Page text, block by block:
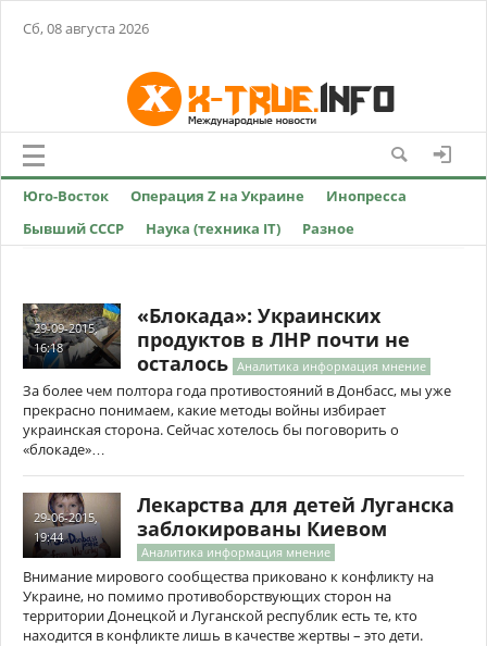
Сб, 08 августа 2026
Юго-Восток Операция Z на Украине
Инопресса
Бывший СССР
Наука (техника IT) Разное
29-09-2015,
16:18
«Блокада»: Украинских
продуктов в ЛНР почти не
осталось Аналитика информация мнение
За более чем полтора года противостояний в Донбасс, мы уже
прекрасно понимаем, какие методы войны избирает
украинская сторона. Сейчас хотелось бы поговорить о
«блокаде»…
29-06-2015,
19:44
Лекарства для детей Луганска
заблокированы Киевом
Аналитика информация мнение
Внимание мирового сообщества приковано к конфликту на
Украине, но помимо противоборствующих сторон на
территории Донецкой и Луганской республик есть те, кто
находится в конфликте лишь в качестве жертвы – это дети.